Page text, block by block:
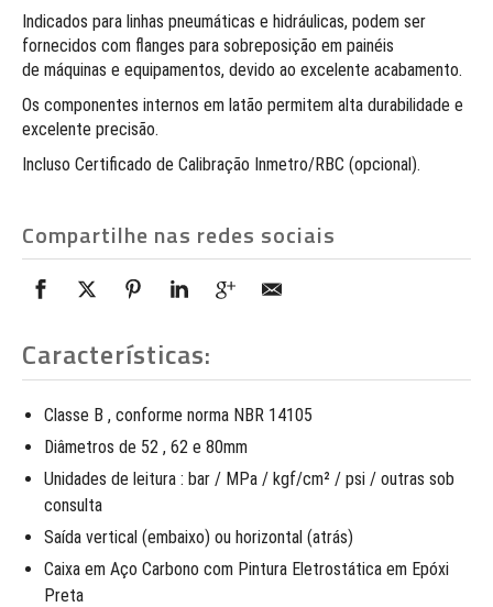
Indicados para linhas pneumáticas e hidráulicas, podem ser
fornecidos com flanges para sobreposição em painéis
de máquinas e equipamentos, devido ao excelente acabamento.
Os componentes internos em latão permitem alta durabilidade e
excelente precisão.
Incluso Certificado de Calibração Inmetro/RBC (opcional).
Compartilhe nas redes sociais
Características:
Classe B , conforme norma NBR 14105
Diâmetros de 52 , 62 e 80mm
Unidades de leitura : bar / MPa / kgf/cm² / psi / outras sob
consulta
Saída vertical (embaixo) ou horizontal (atrás)
Caixa em Aço Carbono com Pintura Eletrostática em Epóxi
Preta